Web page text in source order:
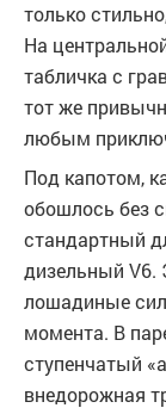
только
На
табличка с
тот же
любым
Под капотом,
обошлось без
стандартный
дизельный V6.
лошадиные
момента. В
ступенчатый
внедорожная